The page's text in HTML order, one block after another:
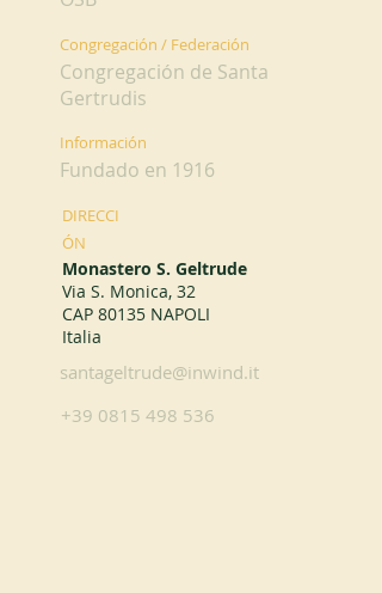
Congregación / Federación
Congregación de Santa
Gertrudis
Información
Fundado en 1916
DIRECCI
ÓN
Monastero S. Geltrude
Via S. Monica, 32
CAP 80135 NAPOLI
Italia
santageltrude@inwind.it
+39 0815 498 536